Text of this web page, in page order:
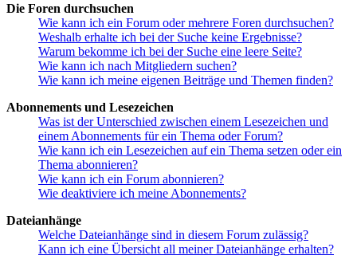
Die Foren durchsuchen
Wie kann ich ein Forum oder mehrere Foren durchsuchen?
Weshalb erhalte ich bei der Suche keine Ergebnisse?
Warum bekomme ich bei der Suche eine leere Seite?
Wie kann ich nach Mitgliedern suchen?
Wie kann ich meine eigenen Beiträge und Themen finden?
Abonnements und Lesezeichen
Was ist der Unterschied zwischen einem Lesezeichen und
einem Abonnements für ein Thema oder Forum?
Wie kann ich ein Lesezeichen auf ein Thema setzen oder ein
Thema abonnieren?
Wie kann ich ein Forum abonnieren?
Wie deaktiviere ich meine Abonnements?
Dateianhänge
Welche Dateianhänge sind in diesem Forum zulässig?
Kann ich eine Übersicht all meiner Dateianhänge erhalten?